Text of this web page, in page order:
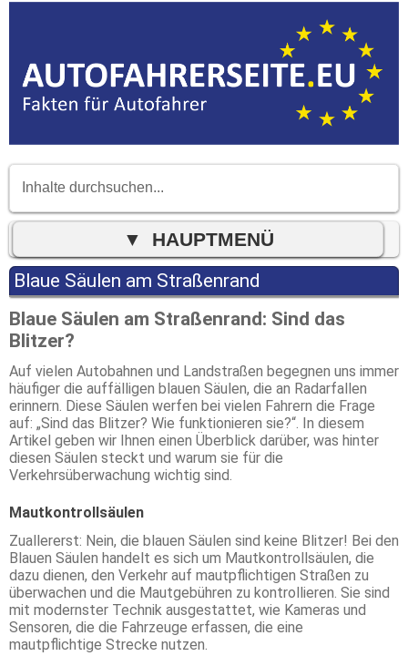
Blaue Säulen am Straßenrand
Blaue Säulen am Straßenrand: Sind das
Blitzer?
Auf vielen Autobahnen und Landstraßen begegnen uns immer
häufiger die auffälligen blauen Säulen, die an Radarfallen
erinnern. Diese Säulen werfen bei vielen Fahrern die Frage
auf: „Sind das Blitzer? Wie funktionieren sie?“. In diesem
Artikel geben wir Ihnen einen Überblick darüber, was hinter
diesen Säulen steckt und warum sie für die
Verkehrsüberwachung wichtig sind.
Mautkontrollsäulen
Zuallererst: Nein, die blauen Säulen sind keine Blitzer! Bei den
Blauen Säulen handelt es sich um Mautkontrollsäulen, die
dazu dienen, den Verkehr auf mautpflichtigen Straßen zu
überwachen und die Mautgebühren zu kontrollieren. Sie sind
mit modernster Technik ausgestattet, wie Kameras und
Sensoren, die die Fahrzeuge erfassen, die eine
mautpflichtige Strecke nutzen.